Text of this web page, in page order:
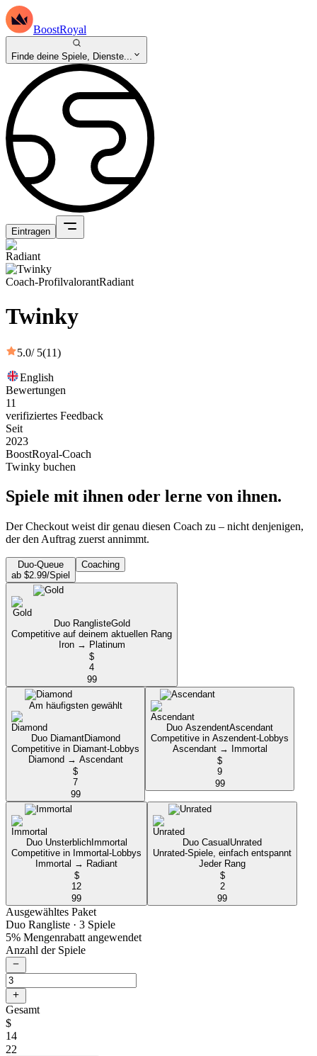
BoostRoyal
Finde deine Spiele, Dienste...
Eintragen
Coach-ProfilvalorantRadiant
Twinky
5.0/ 5(11)
English
Bewertungen
11
verifiziertes Feedback
Seit
2023
BoostRoyal-Coach
Twinky buchen
Spiele mit ihnen oder lerne von ihnen.
Der Checkout weist dir genau diesen Coach zu – nicht denjenigen,
der den Auftrag zuerst annimmt.
Duo-Queue
ab $2.99/Spiel
Coaching
Duo RanglisteGold
Competitive auf deinem aktuellen Rang
Iron → Platinum
$
4
99
Am häufigsten gewählt
Duo DiamantDiamond
Competitive in Diamant-Lobbys
Diamond → Ascendant
$
7
99
Duo AszendentAscendant
Competitive in Aszendent-Lobbys
Ascendant → Immortal
$
9
99
Duo UnsterblichImmortal
Competitive in Immortal-Lobbys
Immortal → Radiant
$
12
99
Duo Casual Unrated
Unrated-Spiele, einfach entspannt
Jeder Rang
$
2
99
Ausgewähltes Paket
Duo Rangliste · 3 Spiele
5% Mengenrabatt angewendet
Anzahl der Spiele
Gesamt
$
14
22